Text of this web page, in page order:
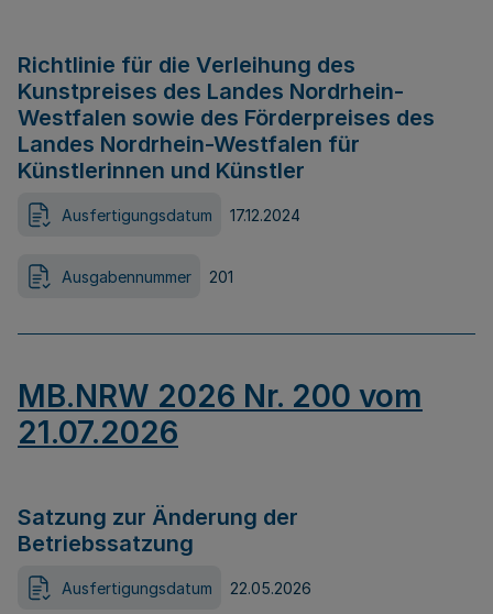
Richtlinie für die Verleihung des
Kunstpreises des Landes Nordrhein-
Westfalen sowie des Förderpreises des
Landes Nordrhein-Westfalen für
Künstlerinnen und Künstler
Ausfertigungsdatum 17.12.2024
Ausgabennummer 201
MB.NRW 2026 Nr. 200 vom
21.07.2026
Satzung zur Änderung der
Betriebssatzung
Ausfertigungsdatum 22.05.2026